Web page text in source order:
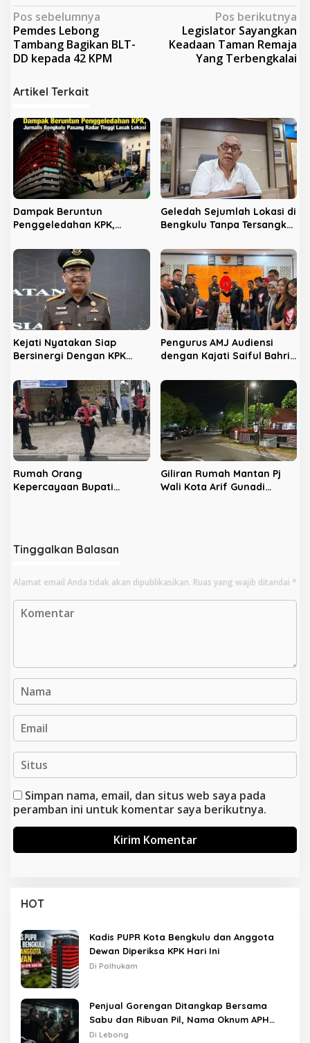
N
a
v
g
a
i
p
o
s
Pos sebelumnya
Pemdes Lebong
Tambang Bagikan BLT-
DD kepada 42 KPM
Pos berikutnya
Legislator Sayangkan
Keadaan Taman Remaja
Yang Terbengkalai
Artikel Terkait
Dampak Beruntun
Penggeledahan KPK,
Radar Tinggi Lacak Lokasi
Geledah Sejumlah Lokasi di
Bengkulu Tanpa Tersangka,
Kejati Nyatakan Siap
Bersinergi Dengan KPK
Bengkulu
Pengurus AMJ Audiensi
dengan Kajati Saiful Bahri
Rumah Orang
Kepercayaan Bupati
Giliran Rumah Mantan Pj
Wali Kota Arif Gunadi
Tinggalkan Balasan
Alamat email Anda tidak akan dipublikasikan. Ruas yang wajib ditandai *
Simpan nama, email, dan situs web saya pada
peramban ini untuk komentar saya berikutnya.
HOT
Kadis PUPR Kota Bengkulu dan Anggota
Dewan Diperiksa KPK Hari Ini
Di Polhukam
Penjual Gorengan Ditangkap Bersama
Sabu dan Ribuan Pil, Nama Oknum APH
Disebut Saat Interogasi
Di Lebong